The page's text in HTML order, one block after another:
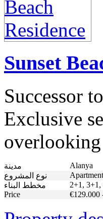
Sunset
Successor
Exclusive
overlooking
مدينة
Alanya
نوع المشروع
مخطط البناء
2+1, 3+1,
Price
€129.000